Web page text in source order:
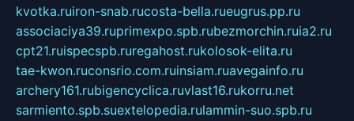
kvotka.ruiron-snab.rucosta-bella.rueugrus.pp.ru
associaciya39.ruprimexpo.spb.rubezmorchin.ruia2.ru
cpt21.ruispecspb.ruregahost.rukolosok-elita.ru
tae-kwon.ruconsrio.com.ruinsiam.ruavegainfo.ru
archery161.rubigencyclica.ruvlast16.rukorru.net
sarmiento.spb.suextelopedia.rulammin-suo.spb.ru